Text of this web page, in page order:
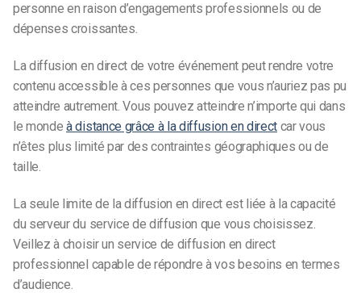
personne en raison d’engagements professionnels ou de
dépenses croissantes.
La diffusion en direct de votre événement peut rendre votre
contenu accessible à ces personnes que vous n’auriez pas pu
atteindre autrement. Vous pouvez atteindre n’importe qui dans
le mondeà distance grâce à la diffusion en direct car vous
n’êtes plus limité par des contraintes géographiques ou de
taille.
La seule limite de la diffusion en direct est liée à la capacité
du serveur du service de diffusion que vous choisissez.
Veillez à choisir un service de diffusion en direct
professionnel capable de répondre à vos besoins en termes
d’audience.